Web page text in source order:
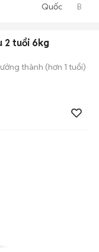
Quốc
2 tuổi 6kg
thành (hơn 1 tuổi)